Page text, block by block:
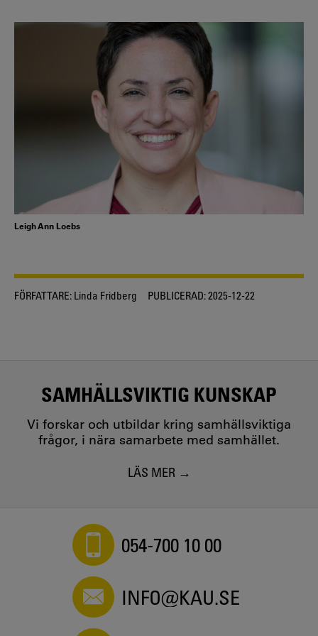
Leigh Ann Loebs
FÖRFATTARE: Linda Fridberg PUBLICERAD:2025-12-22
SAMHÄLLSVIKTIG KUNSKAP
Vi forskar och utbildar kring samhällsviktiga
frågor, i nära samarbete med samhället.
LÄS MER
054-700 10 00
INFO@KAU.SE